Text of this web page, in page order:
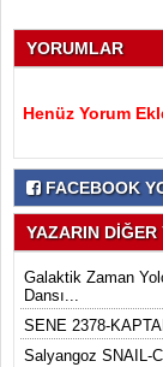
YORUMLAR
Henüz Yorum
FACEBOOK
YAZARIN DİĞER
Galaktik Zaman
Dansı...
SENE 2378-
Salyangoz SNAIL-